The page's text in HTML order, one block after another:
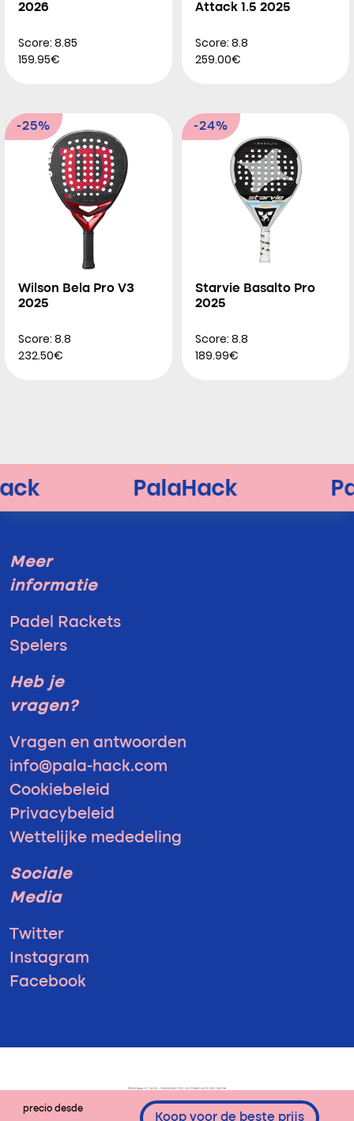
precio desde
Koop voor de beste prijs
2026
Score: 8.85
159.95€
Attack 1.5 2025
Score: 8.8
259.00€
-25%
Wilson Bela Pro V3
2025
Score: 8.8
232.50€
-24%
Starvie Basalto Pro
2025
Score: 8.8
189.99€
Meer
informatie
Padel Rackets
Spelers
Heb je
vragen?
Vragen en antwoorden
info@pala-hack.com
Cookiebeleid
Privacybeleid
Wettelijke mededeling
Sociale
Media
Twitter
Instagram
Facebook